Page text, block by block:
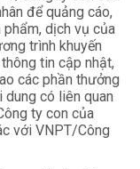
để quảng cáo,
dịch vụ của
trình khuyến
tin cập nhật,
các phần thưởng
dung có liên quan
ty con của
với VNPT/Công